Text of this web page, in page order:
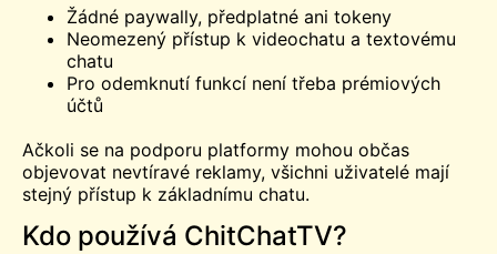
Žádné paywally, předplatné ani tokeny
Neomezený přístup k videochatu a textovému
chatu
Pro odemknutí funkcí není třeba prémiových
účtů
Ačkoli se na podporu platformy mohou občas
objevovat nevtíravé reklamy, všichni uživatelé mají
stejný přístup k základnímu chatu.
Kdo používá ChitChatTV?